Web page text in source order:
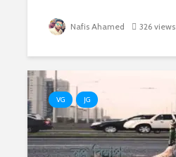
Nafis Ahamed 326 views
VG JG